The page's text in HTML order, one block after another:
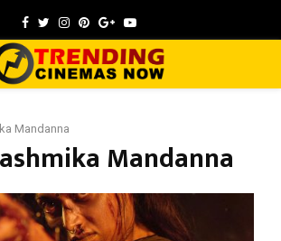
Facebook
TwitterInstagram
Pinterest
GoogleYoutube
Mandanna
Mandanna